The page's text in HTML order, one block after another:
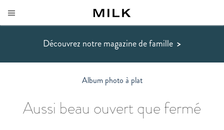
Découvrez notre magazine de famille >
Album photo à plat
Aussi beau ouvert que fermé